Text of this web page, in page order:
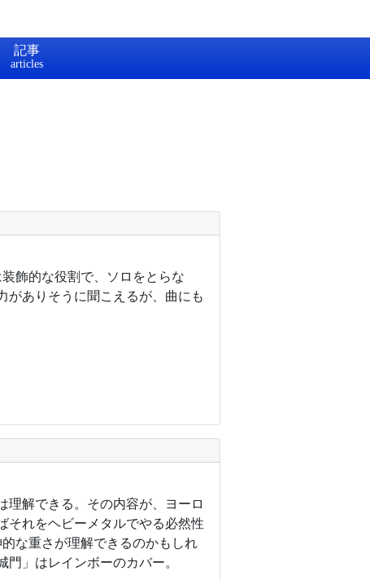
記事
飾的な役割で、ソロをとらな
がありそうに聞こえるが、曲にも
理解できる。その内容が、ヨーロ
それをヘビーメタルでやる必然性
な重さが理解できるのかもしれ
」はレインボーのカバー。